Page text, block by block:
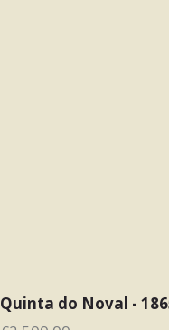
Quinta do Noval -